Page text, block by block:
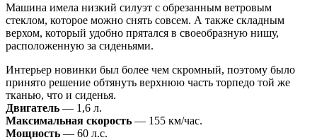
Машина имела низкий силуэт с обрезанным ветровым
стеклом, которое можно снять совсем. А также складным
верхом, который удобно прятался в своеобразную нишу,
расположенную за сиденьями.
Интерьер новинки был более чем скромный, поэтому было
принято решение обтянуть верхнюю часть торпедо той же
тканью, что и сиденья.
Двигатель — 1,6 л.
Максимальная скорость — 155 км/час.
Мощность — 60 л.с.